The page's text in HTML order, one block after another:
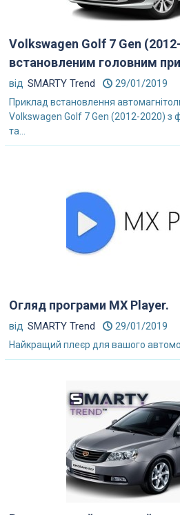
Volkswagen Golf 7 Gen
встановленим головним
від SMARTY Trend 29/01/2019
Приклад встановлення
Volkswagen Golf 7 Gen (2012-2020) з
та...
Огляд програми MX Player.
від SMARTY Trend 29/01/2019
Найкращий плеєр для вашого